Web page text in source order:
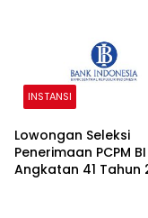
INSTANSI
Lowongan Seleksi
Penerimaan PCPM BI
Angkatan 41 Tahun